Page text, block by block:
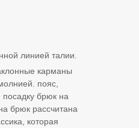
линией талии.
карманы
пояс,
брюк на
брюк рассчитана
которая